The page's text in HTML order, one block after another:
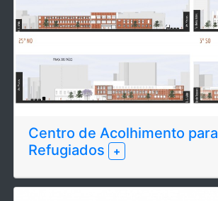
Centro de Acolhimento para
Refugiados
+